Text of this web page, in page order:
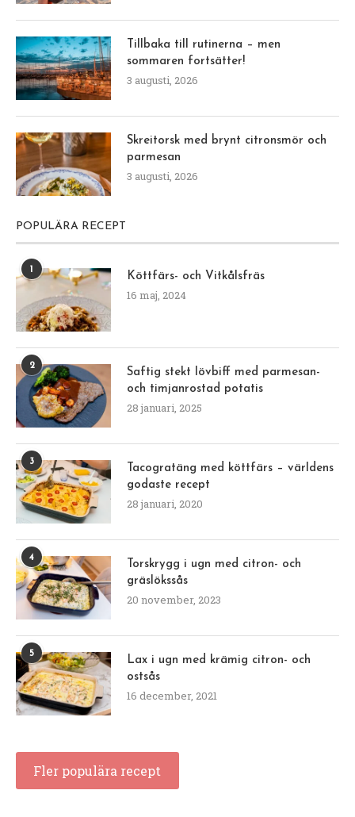
Tillbaka till rutinerna – men
sommaren fortsätter!
3 augusti, 2026
Skreitorsk med brynt citronsmör och
parmesan
3 augusti, 2026
POPULÄRA RECEPT
1
Köttfärs- och Vitkålsfräs
16 maj, 2024
2
Saftig stekt lövbiff med parmesan-
och timjanrostad potatis
28 januari, 2025
3
Tacogratäng med köttfärs – världens
godaste recept
28 januari, 2020
4
Torskrygg i ugn med citron- och
gräslökssås
20 november, 2023
5
Lax i ugn med krämig citron- och
ostsås
16 december, 2021
Fler populära recept